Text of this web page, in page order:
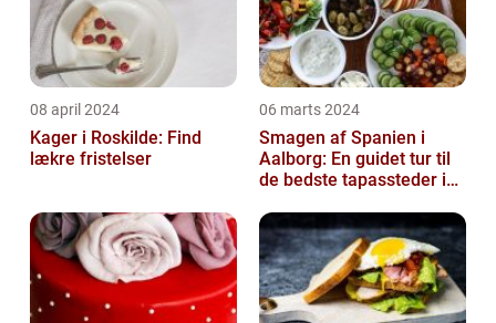
08 april 2024
Kager i Roskilde: Find
lækre fristelser
06 marts 2024
Smagen af Spanien i
Aalborg: En guidet tur til
de bedste tapassteder i